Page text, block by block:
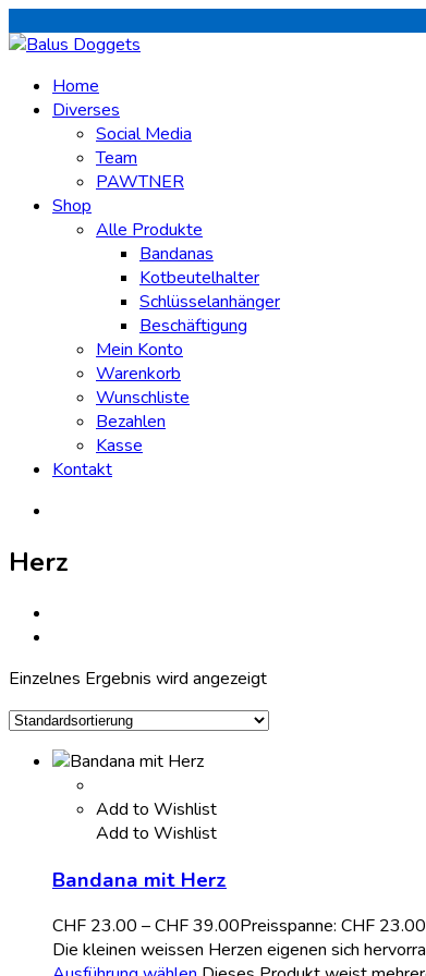
Home
Diverses
Social Media
Team
PAWTNER
Shop
Alle Produkte
Bandanas
Kotbeutelhalter
Schlüsselanhänger
Beschäftigung
Mein Konto
Warenkorb
Wunschliste
Bezahlen
Kasse
Kontakt
Herz
Einzelnes Ergebnis wird angezeigt
Add to Wishlist
Add to Wishlist
Bandana mit Herz
CHF 23.00 –CHF39.00Preisspanne: CHF
Die kleinen weissen Herzen eigenen sich